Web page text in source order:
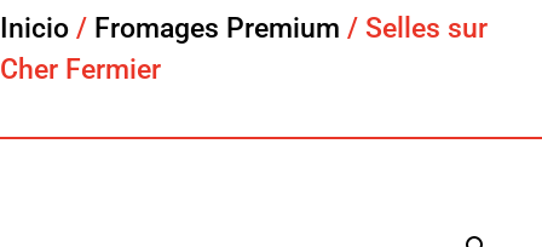
Inicio / Fromages Premium / Selles sur
Cher Fermier